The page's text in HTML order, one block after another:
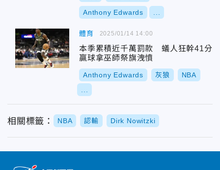
Anthony Edwards
體育
本季累積近千萬罰款 蟻人狂幹41分
贏球拿巫師祭旗洩憤
Anthony Edwards 灰狼 NBA
2025/01/14 14:00
相關標籤： NBA 認輸 Dirk Nowitzki